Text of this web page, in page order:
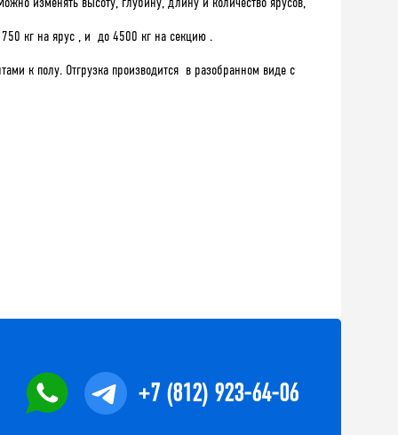
кг на ярус , и до 4500 кг на секцию .
к полу. Отгрузка производится в разобранном виде с
+7 (812) 923-64-06